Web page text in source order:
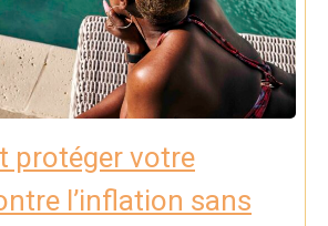
protéger votre
l’inflation sans